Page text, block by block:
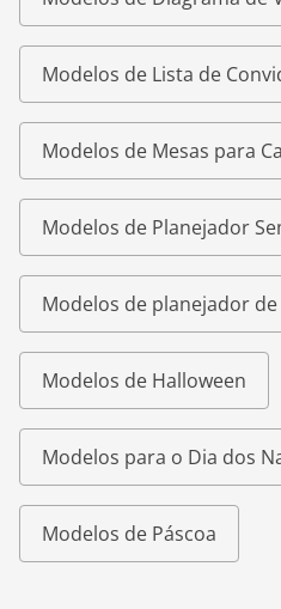
Modelos de Lista de
Modelos de Mesas para
Modelos de Planejador
Modelos de planejador
Modelos de Halloween
Modelos para o Dia dos
Modelos de Páscoa